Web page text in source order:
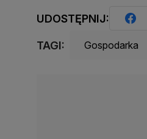
UDOSTĘPNIJ:
TAGI: Gospodarka